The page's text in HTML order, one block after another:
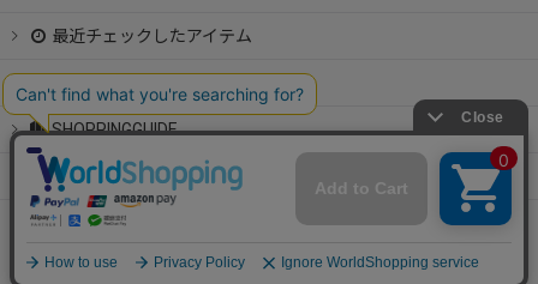
最近チェックしたアイテム
SHOPPINGGUIDE
CONTACT